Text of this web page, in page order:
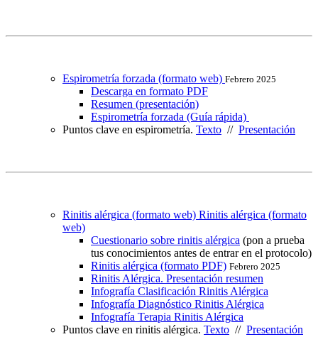
Espirometría forzada (formato web) Febrero 2025
Descarga en formato PDF
Resumen (presentación)
Espirometría forzada (Guía rápida)
Puntos clave en espirometría. Texto // Presentación
Rinitis alérgica (formato web) Rinitis alérgica (formato
web)
Cuestionario sobre rinitis alérgica (pon a prueba
tus conocimientos antes de entrar en el protocolo)
Rinitis alérgica (formato PDF) Febrero 2025
Rinitis Alérgica. Presentación resumen
Infografía Clasificación Rinitis Alérgica
Infografía Diagnóstico Rinitis Alérgica
Infografía Terapia Rinitis Alérgica
Puntos clave en rinitis alérgica. Texto // Presentación